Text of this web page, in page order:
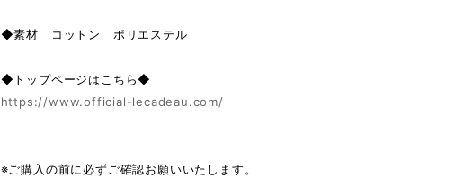
◆素材 コットン ポリエステル
◆トップページはこちら◆
https://www.official-lecadeau.com/
※ご購入の前に必ずご確認お願いいたします。